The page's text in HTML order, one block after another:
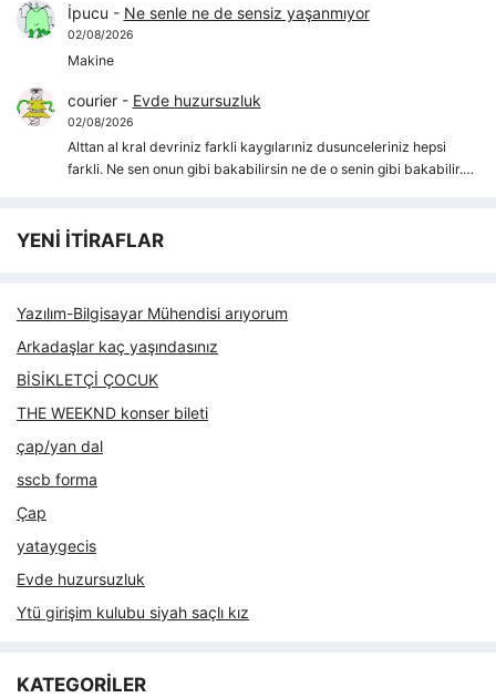
İpucu - Ne senle ne de sensiz yaşanmıyor
02/08/2026
Makine
courier- Evde huzursuzluk
02/08/2026
Alttan al kral devriniz farkli kaygılarıniz dusunceleriniz hepsi
farkli. Ne sen onun gibi bakabilirsin ne de o senin gibi bakabilir.…
YENİ İTİRAFLAR
Yazılım-Bilgisayar Mühendisi arıyorum
Arkadaşlar kaç yaşındasınız
BİSİKLETÇİ ÇOCUK
THE WEEKND konser bileti
çap/yan dal
sscb forma
Çap
yataygecis
Evde huzursuzluk
Ytü girişim kulubu siyah saçlı kız
KATEGORİLER